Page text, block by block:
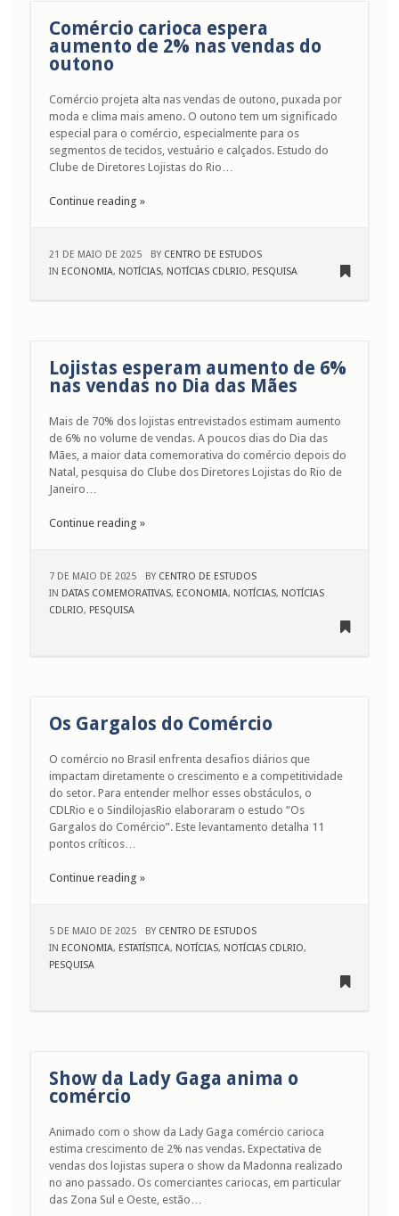
Comércio carioca espera
aumento de 2% nas vendas do
outono
Comércio projeta alta nas vendas de outono, puxada por
moda e clima mais ameno. O outono tem um significado
especial para o comércio, especialmente para os
segmentos de tecidos, vestuário e calçados. Estudo do
Clube de Diretores Lojistas do Rio…
Continue reading »
21 DE MAIO DE 2025 BY CENTRO DE ESTUDOS
IN ECONOMIA, NOTÍCIAS, NOTÍCIAS CDLRIO, PESQUISA
Lojistas esperam aumento de 6%
nas vendas no Dia das Mães
Mais de 70% dos lojistas entrevistados estimam aumento
de 6% no volume de vendas. A poucos dias do Dia das
Mães, a maior data comemorativa do comércio depois do
Natal, pesquisa do Clube dos Diretores Lojistas do Rio de
Janeiro…
Continue reading »
7 DE MAIO DE 2025 BY CENTRO DE ESTUDOS
IN DATAS COMEMORATIVAS, ECONOMIA, NOTÍCIAS, NOTÍCIAS
CDLRIO, PESQUISA
Os Gargalos do Comércio
O comércio no Brasil enfrenta desafios diários que
impactam diretamente o crescimento e a competitividade
do setor. Para entender melhor esses obstáculos, o
CDLRio e o SindilojasRio elaboraram o estudo “Os
Gargalos do Comércio”. Este levantamento detalha 11
pontos críticos…
Continue reading »
5 DE MAIO DE 2025 BY CENTRO DE ESTUDOS
IN ECONOMIA, ESTATÍSTICA, NOTÍCIAS, NOTÍCIAS CDLRIO,
PESQUISA
Show da Lady Gaga anima o
comércio
Animado com o show da Lady Gaga comércio carioca
estima crescimento de 2% nas vendas. Expectativa de
vendas dos lojistas supera o show da Madonna realizado
no ano passado. Os comerciantes cariocas, em particular
das Zona Sul e Oeste, estão…